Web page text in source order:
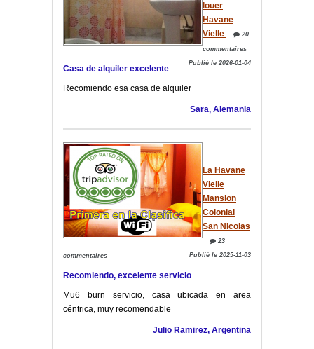
louer
Havane
Vielle
20
commentaires
Publié le 2026-01-04
Casa de alquiler excelente
Recomiendo esa casa de alquiler
Sara, Alemania
La Havane
Vielle
Mansion
Colonial
San Nicolas
23
commentaires Publié le 2025-11-03
Recomiendo, excelente servicio
Mu6 burn servicio, casa ubicada en area
céntrica, muy recomendable
Julio Ramirez, Argentina